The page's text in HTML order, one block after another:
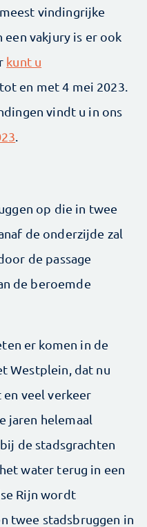
vindingrijke
een vakjury is er ook
kunt u
en met 4 mei 2023.
vindt u in ons
op die in twee
de onderzijde zal
de passage
de beroemde
er komen in de
Westplein, dat nu
veel verkeer
jaren helemaal
de stadsgrachten
water terug in een
Rijn wordt
twee stadsbruggen in